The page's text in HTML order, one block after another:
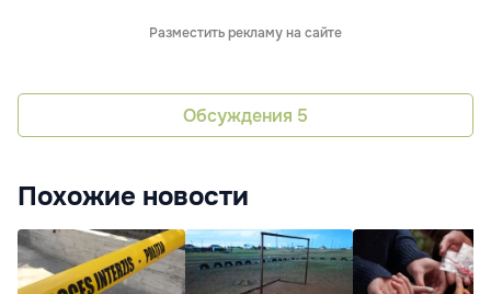
Разместить рекламу на сайте
Обсуждения 5
Похожие новости